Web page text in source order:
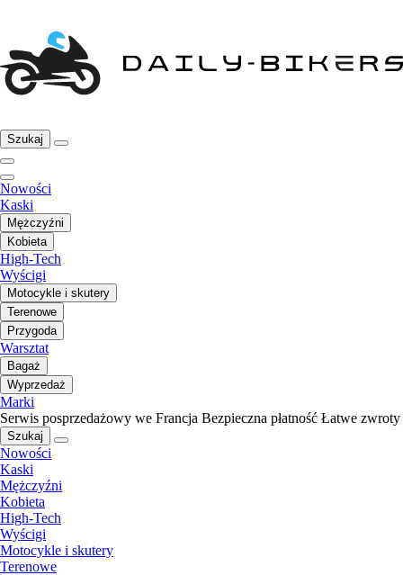
Szukaj
Nowości
Kaski
Mężczyźni
Kobieta
High-Tech
Wyścigi
Motocykle i skutery
Terenowe
Przygoda
Warsztat
Bagaż
Wyprzedaż
Marki
Serwis posprzedażowy we Francja Bezpieczna płatność Łatwe zwroty
Szukaj
Nowości
Kaski
Mężczyźni
Kobieta
High-Tech
Wyścigi
Motocykle i skutery
Terenowe